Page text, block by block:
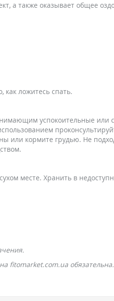
а также оказывает общее
как ложитесь спать.
успокоительные или
или кормите грудью. Не
месте. Хранить в
fitomarket.com.ua обязательна.